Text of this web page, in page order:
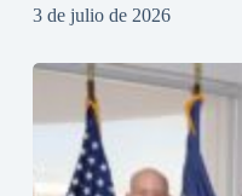
3 de julio de 2026